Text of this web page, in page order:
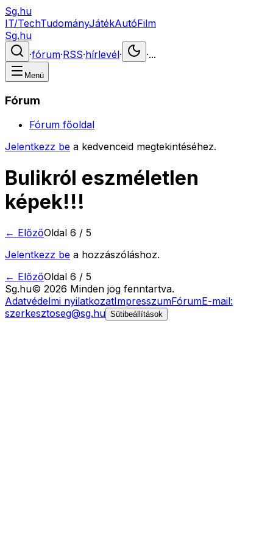
Sg.hu
IT/TechTudományJátékAutóFilm
Sg.hu
·fórum·RSS·hírlevél· ·...
Menü
Fórum
Fórum főoldal
Jelentkezz be a kedvenceid megtekintéséhez.
Bulikról eszméletlen
képek!!!
← ElőzőOldal 6 / 5
Jelentkezz be a hozzászóláshoz.
← ElőzőOldal 6 / 5
Sg.hu© 2026 Minden jog fenntartva.
Adatvédelmi nyilatkozatImpresszumFórumE-mail:
szerkesztoseg@sg.hu Sütibeállítások